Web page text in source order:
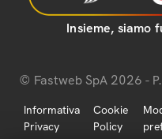
Insieme, siamo
© Fastweb SpA 2026 -
Informativa
Privacy
Cookie
Policy